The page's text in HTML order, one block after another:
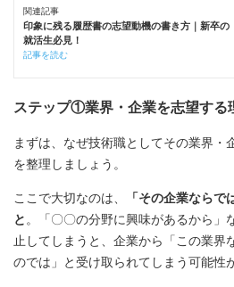
関連記事
印象に残る履歴書の志望動機の書き方｜新卒の
就活生必見！
記事を読む
ステップ①業界・企業を志望する
まずは、なぜ技術職としてその業界・
を整理しましょう。
ここで大切なのは、
「その企業ならで
と 。「〇〇の分野に興味があるから」
止してしまうと、企業から「この業界
のでは」と受け取られてしまう可能性